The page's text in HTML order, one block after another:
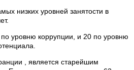
низких уровней занятости в
уровню коррупции, и 20 по уровню
, является старейшим